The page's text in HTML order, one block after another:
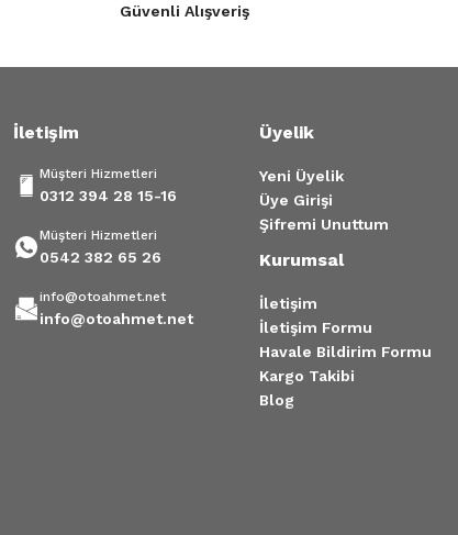
Güvenli Alışveriş
İletişim
Müşteri Hizmetleri
0312 394 28 15-16
Müşteri Hizmetleri
0542 382 65 26
info@otoahmet.net
info@otoahmet.net
Üyelik
Yeni Üyelik
Üye Girişi
Şifremi Unuttum
Kurumsal
İletişim
İletişim Formu
Havale Bildirim Formu
Kargo Takibi
Blog